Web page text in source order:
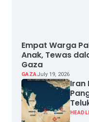
Empat Warga
Anak, Tewas
Gaza
GAZAJuly 19, 2026
Iran